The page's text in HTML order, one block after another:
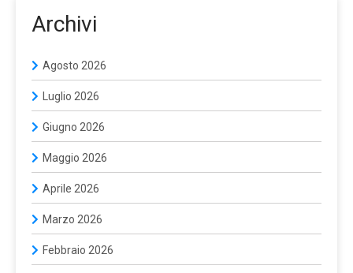
Archivi
Agosto 2026
Luglio 2026
Giugno 2026
Maggio 2026
Aprile 2026
Marzo 2026
Febbraio 2026